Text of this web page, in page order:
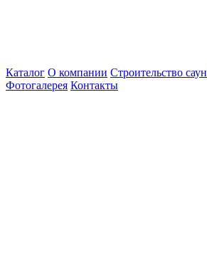
Каталог О компании Строительство саун
Фотогалерея Контакты